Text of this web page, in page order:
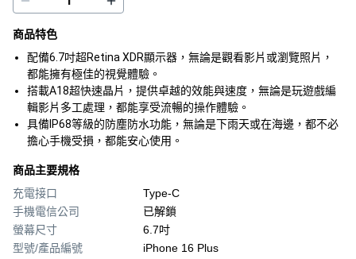
商品特色
配備6.7吋超Retina XDR顯示器，無論是觀看影片或瀏覽照片，
都能擁有極佳的視覺體驗。
搭載A18超快速晶片，提供卓越的效能與速度，無論是玩遊戲編
輯影片多工處理，都能享受流暢的操作體驗。
具備IP68等級的防塵防水功能，無論是下雨天或在海邊，都不必
擔心手機受損，都能安心使用。
商品主要規格
充電接口
Type-C
手機電信公司
已解鎖
螢幕尺寸
6.7吋
型號/產品編號
iPhone 16 Plus